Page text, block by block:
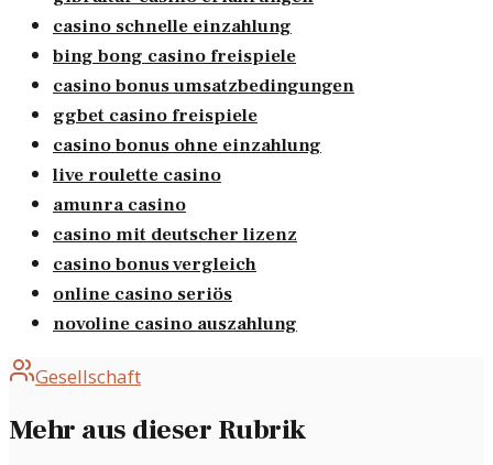
casino schnelle einzahlung
bing bong casino freispiele
casino bonus umsatzbedingungen
ggbet casino freispiele
casino bonus ohne einzahlung
live roulette casino
amunra casino
casino mit deutscher lizenz
casino bonus vergleich
online casino seriös
novoline casino auszahlung
Gesellschaft
Mehr aus dieser Rubrik